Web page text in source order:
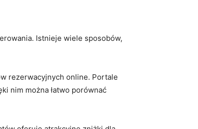
Istnieje wiele sposobów,
rezerwacyjnych⁣ online. Portale
nim można łatwo porównać